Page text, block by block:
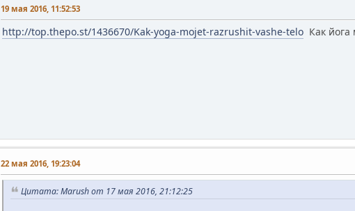
19 мая 2016, 11:52:53
http://top.thepo.st/1436670/Kak-yoga-mojet-razrushit-vashe-telo Как
22 мая 2016, 19:23:04
Цитата: Marush от 17 мая 2016, 21:12:25